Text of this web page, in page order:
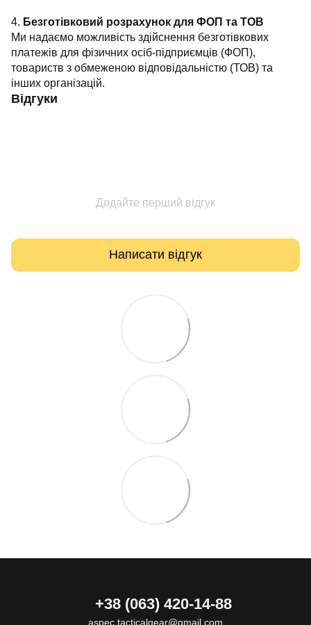
4. Безготівковий розрахунок для ФОП та ТОВ
Ми надаємо можливість здійснення безготівкових
платежів для фізичних осіб-підприємців (ФОП),
товариств з обмеженою відповідальністю (ТОВ) та
інших організацій.
Відгуки
Додайте перший відгук
Написати відгук
+38 (063) 420-14-88
aspec.tacticalgear@gmail.com